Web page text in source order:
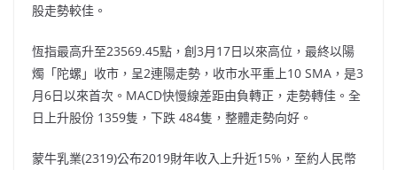
股走勢較佳。
恆指最高升至23569.45點，創3月17日以來高位，最終以陽
燭「陀螺」收市，呈2連陽走勢，收市水平重上10 SMA，是3
月6日以來首次。MACD快慢線差距由負轉正，走勢轉佳。全
日上升股份 1359隻，下跌 484隻，整體走勢向好。
蒙牛乳業(2319)公布2019財年收入上升近15%，至約人民幣